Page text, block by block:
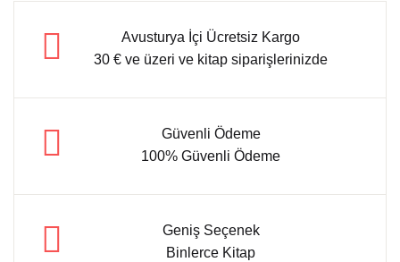
Avusturya İçi Ücretsiz Kargo
30 € ve üzeri ve kitap siparişlerinizde
Güvenli Ödeme
100% Güvenli Ödeme
Geniş Seçenek
Binlerce Kitap